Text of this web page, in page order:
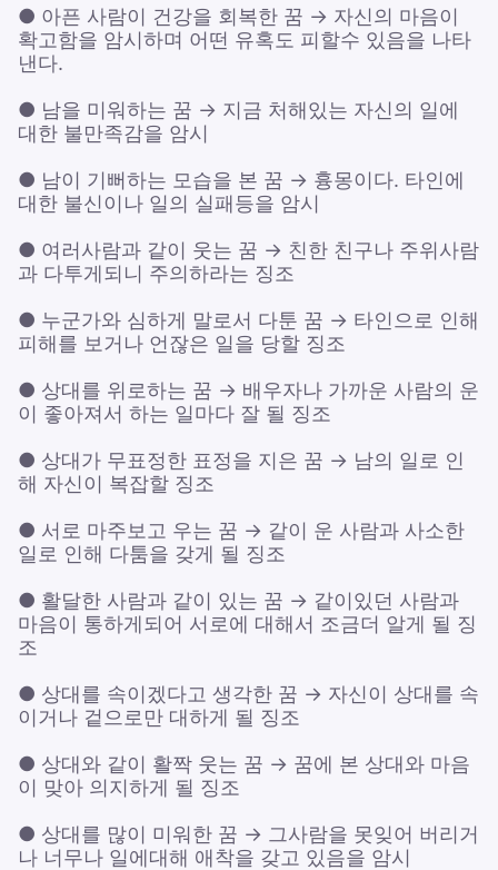
● 아픈 사람이 건강을 회복한 꿈 → 자신의 마음이
확고함을 암시하며 어떤 유혹도 피할수 있음을 나타
낸다.
● 남을 미워하는 꿈 → 지금 처해있는 자신의 일에
대한 불만족감을 암시
● 남이 기뻐하는 모습을 본 꿈 → 흉몽이다. 타인에
대한 불신이나 일의 실패등을 암시
● 여러사람과 같이 웃는 꿈 → 친한 친구나 주위사람
과 다투게되니 주의하라는 징조
● 누군가와 심하게 말로서 다툰 꿈 → 타인으로 인해
피해를 보거나 언잖은 일을 당할 징조
● 상대를 위로하는 꿈 → 배우자나 가까운 사람의 운
이 좋아져서 하는 일마다 잘 될 징조
● 상대가 무표정한 표정을 지은 꿈 → 남의 일로 인
해 자신이 복잡할 징조
● 서로 마주보고 우는 꿈 → 같이 운 사람과 사소한
일로 인해 다툼을 갖게 될 징조
● 활달한 사람과 같이 있는 꿈 → 같이있던 사람과
마음이 통하게되어 서로에 대해서 조금더 알게 될 징
조
● 상대를 속이겠다고 생각한 꿈 → 자신이 상대를 속
이거나 겉으로만 대하게 될 징조
● 상대와 같이 활짝 웃는 꿈 → 꿈에 본 상대와 마음
이 맞아 의지하게 될 징조
● 상대를 많이 미워한 꿈 → 그사람을 못잊어 버리거
나 너무나 일에대해 애착을 갖고 있음을 암시